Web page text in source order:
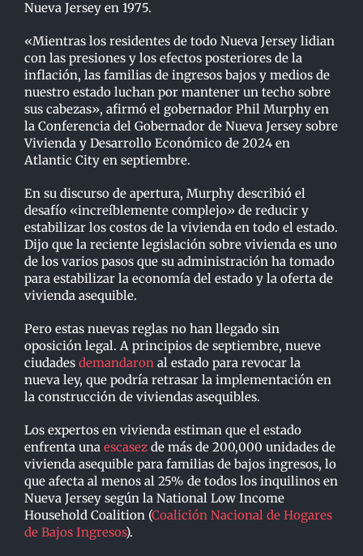
Nueva Jersey en 1975.
«Mientras los residentes de todo Nueva Jersey lidian
con las presiones y los efectos posteriores de la
inflación, las familias de ingresos bajos y medios de
nuestro estado luchan por mantener un techo sobre
sus cabezas», afirmó el gobernador Phil Murphy en
la Conferencia del Gobernador de Nueva Jersey sobre
Vivienda y Desarrollo Económico de 2024 en
Atlantic City en septiembre.
En su discurso de apertura, Murphy describió el
desafío «increíblemente complejo» de reducir y
estabilizar los costos de la vivienda en todo el estado.
Dijo que la reciente legislación sobre vivienda es uno
de los varios pasos que su administración ha tomado
para estabilizar la economía del estado y la oferta de
vivienda asequible.
Pero estas nuevas reglas no han llegado sin
oposición legal. A principios de septiembre, nueve
ciudades demandaron al estado para revocar la
nueva ley, que podría retrasar la implementación en
la construcción de viviendas asequibles.
Los expertos en vivienda estiman que el estado
enfrenta una escasez de más de 200,000 unidades de
vivienda asequible para familias de bajos ingresos, lo
que afecta al menos al 25% de todos los inquilinos en
Nueva Jersey según la National Low Income
Household Coalition (Coalición Nacional de Hogares
de Bajos Ingresos).